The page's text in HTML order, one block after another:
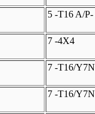
5 -T16 A/P-
7 -4X4
7 -T16/
7 -T16/